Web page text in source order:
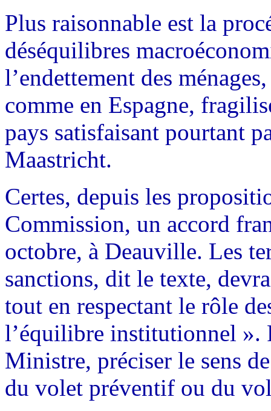
Plus raisonnable est la
déséquilibres
l’endettement des
comme en Espagne,
pays satisfaisant pourtant
Maastricht.
Certes, depuis les
Commission, un accord
octobre, à Deauville. Les
sanctions, dit le texte,
tout en respectant le rôle
l’équilibre institutionnel ».
Ministre, préciser le sens
du volet préventif ou du